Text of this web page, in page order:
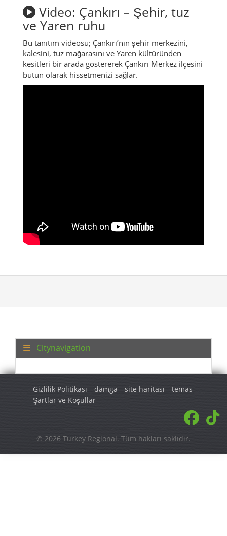
Video: Çankırı – Şehir, tuz
ve Yaren ruhu
Bu tanıtım videosu; Çankırı’nın şehir merkezini,
kalesini, tuz mağarasını ve Yaren kültüründen
kesitleri bir arada göstererek Çankırı Merkez ilçesini
bütün olarak hissetmenizi sağlar.
Citynavigation
Gizlilik Politikası damga site haritası
temas
Şartlar ve Koşullar
© 2026 Turkey Regional. Tüm hakları saklıdır.